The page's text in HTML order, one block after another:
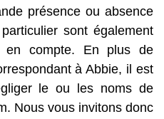
présence ou absence
sont également
en compte. En plus de
à Abbie, il est
le ou les noms de
Nous vous invitons donc